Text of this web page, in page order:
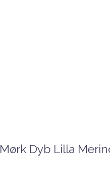
Mørk Dyb Lilla